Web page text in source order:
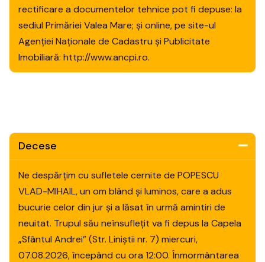
rectificare a documentelor tehnice pot fi depuse: la
sediul Primăriei Valea Mare; și online, pe site-ul
Agenției Naționale de Cadastru și Publicitate
Imobiliară: http://www.ancpi.ro.
Decese
Ne despărțim cu sufletele cernite de POPESCU
VLAD-MIHAIL, un om blând și luminos, care a adus
bucurie celor din jur și a lăsat în urmă amintiri de
neuitat. Trupul său neînsuflețit va fi depus la Capela
„Sfântul Andrei” (Str. Liniștii nr. 7) miercuri,
07.08.2026, începând cu ora 12:00. Înmormântarea